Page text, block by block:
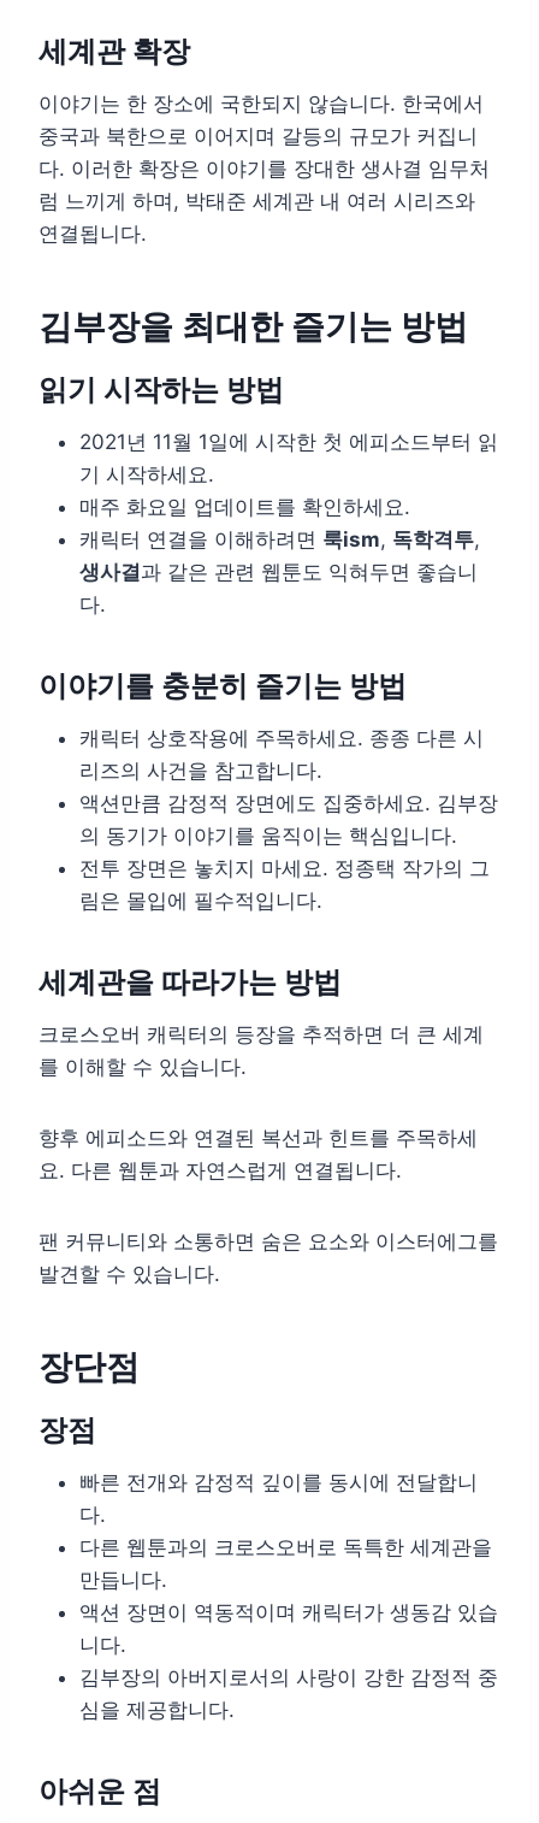
세계관 확장
이야기는 한 장소에 국한되지 않습니다. 한국에서
중국과 북한으로 이어지며 갈등의 규모가 커집니
다. 이러한 확장은 이야기를 장대한 생사결 임무처
럼 느끼게 하며, 박태준 세계관 내 여러 시리즈와
연결됩니다.
김부장을 최대한 즐기는 방법
읽기 시작하는 방법
2021년 11월 1일에 시작한 첫 에피소드부터 읽
기 시작하세요.
매주 화요일 업데이트를 확인하세요.
캐릭터 연결을 이해하려면 룩ism, 독학격투,
생사결과 같은 관련 웹툰도 익혀두면 좋습니
다.
이야기를 충분히 즐기는 방법
캐릭터 상호작용에 주목하세요. 종종 다른 시
리즈의 사건을 참고합니다.
액션만큼 감정적 장면에도 집중하세요. 김부장
의 동기가 이야기를 움직이는 핵심입니다.
전투 장면은 놓치지 마세요. 정종택 작가의 그
림은 몰입에 필수적입니다.
세계관을 따라가는 방법
크로스오버 캐릭터의 등장을 추적하면 더 큰 세계
를 이해할 수 있습니다.
향후 에피소드와 연결된 복선과 힌트를 주목하세
요. 다른 웹툰과 자연스럽게 연결됩니다.
팬 커뮤니티와 소통하면 숨은 요소와 이스터에그를
발견할 수 있습니다.
장단점
장점
빠른 전개와 감정적 깊이를 동시에 전달합니
다.
다른 웹툰과의 크로스오버로 독특한 세계관을
만듭니다.
액션 장면이 역동적이며 캐릭터가 생동감 있습
니다.
김부장의 아버지로서의 사랑이 강한 감정적 중
심을 제공합니다.
아쉬운 점